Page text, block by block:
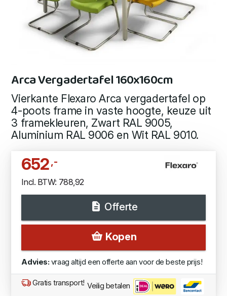
Arca Vergadertafel 160x160cm
Vierkante Flexaro Arca vergadertafel op
4-poots frame in vaste hoogte, keuze uit
3 framekleuren, Zwart RAL 9005,
Aluminium RAL 9006 en Wit RAL 9010.
652,-
Incl. BTW: 788,92
Offerte
Kopen
Advies: vraag altijd een offerte aan voor de beste prijs!
Gratis transport! Veilig betalen